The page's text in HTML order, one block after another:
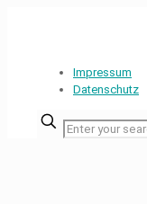
Impressum
Datenschutz